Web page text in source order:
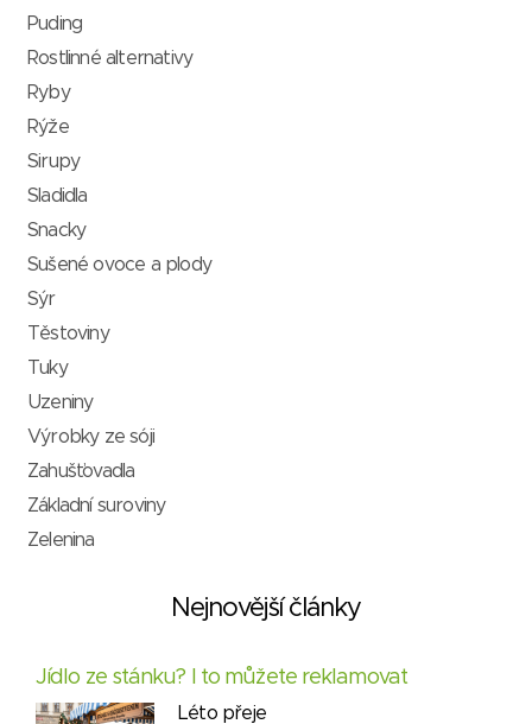
Puding
Rostlinné alternativy
Ryby
Rýže
Sirupy
Sladidla
Snacky
Sušené ovoce a plody
Sýr
Těstoviny
Tuky
Uzeniny
Výrobky ze sóji
Zahušťovadla
Základní suroviny
Zelenina
Nejnovější články
Jídlo ze stánku? I to můžete reklamovat
Léto přeje